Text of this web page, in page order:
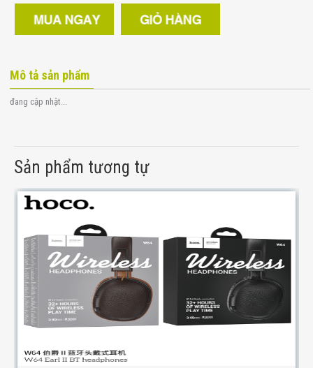
Mô tả sản phẩm
đang cập nhật...
Sản phẩm tương tự